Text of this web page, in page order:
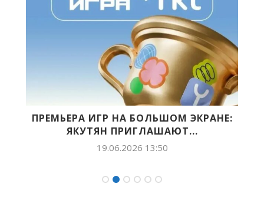
ПРЕМЬЕРА ИГР НА БОЛЬШОМ ЭКРАНЕ:
ЯКУТЯН ПРИГЛАШАЮТ...
19.06.2026 13:50